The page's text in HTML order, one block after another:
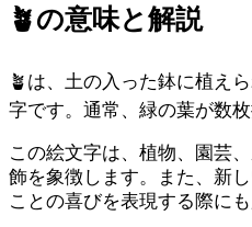
🪴の意味と解説
🪴は、土の入った鉢に植え
字です。通常、緑の葉が数枚
この絵文字は、植物、園芸
飾を象徴します。また、新
ことの喜びを表現する際にも